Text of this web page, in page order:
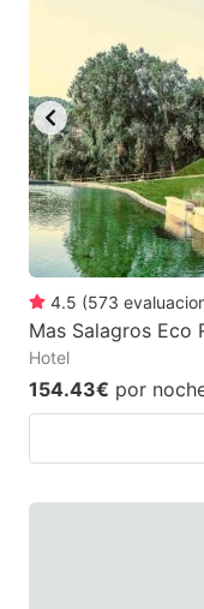
4.5 (573
Mas Salagros Eco
Hotel
154.43€ por